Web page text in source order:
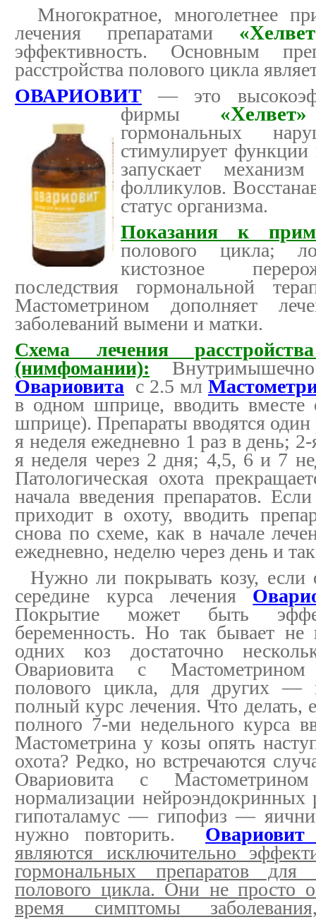
Многократное, многолетнее
лечения препаратами
эффективность. Основным
расстройства полового цикла
ОВАРИОВИТ
— это
фирмы «Хелвет»
гормональных
стимулирует
запускает
фолликулов.
статус организма.
Показания к
полового цикла;
кистозное
последствия гормональной
Мастометрином дополняет
заболеваний вымени и матки.
Схема лечения
(нимфомании):
Овариовита с 2.5 мл
в одном шприце, вводить вместе
шприце). Препараты вводятся один
я неделя ежедневно 1 раз в день;
я неделя через 2 дня; 4,5, 6 и 7
Патологическая охота
начала введения препаратов.
приходит в охоту, вводить
снова по схеме, как в начале
ежедневно, неделю через день и
Нужно ли покрывать козу, если
середине курса лечения
Покрытие может быть
беременность. Но так бывает не
одних коз достаточно
Овариовита с
полового цикла, для других —
полный курс лечения. Что делать,
полного 7-ми недельного курса
Мастометрина у козы опять
охота? Редко, но встречаются
Овариовита с
нормализации нейроэндокринных
гипоталамус — гипофиз —
нужно повторить.
являются исключительно
гормональных препаратов для
полового цикла. Они не просто
время симптомы